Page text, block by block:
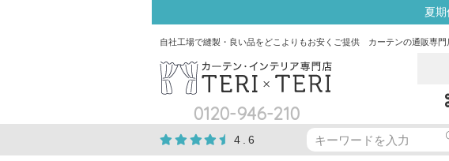
夏
自社工場で縫製・良い品をどこよりもお安くご提供 カーテンの通販専門
0120-946-210
4.6